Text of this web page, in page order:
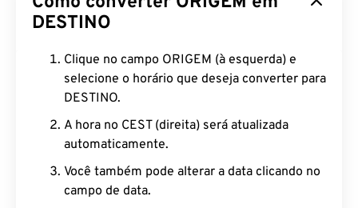
DESTINO
Clique no campo ORIGEM (à esquerda) e
selecione o horário que deseja converter para
DESTINO.
A hora no CEST (direita) será atualizada
automaticamente.
Você também pode alterar a data clicando no
campo de data.